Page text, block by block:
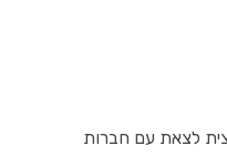
לצאת עם חברות